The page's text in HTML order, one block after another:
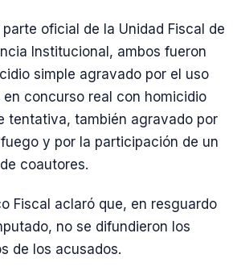
oficial de la Unidad Fiscal de
Institucional, ambos fueron
simple agravado por el uso
concurso real con homicidio
tentativa, también agravado por
y por la participación de un
coautores.
Fiscal aclaró que, en resguardo
no se difundieron los
de los acusados.